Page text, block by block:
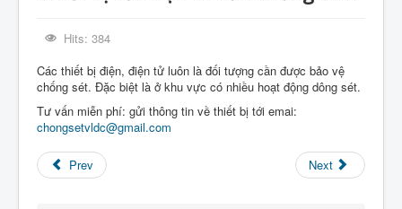
Hits: 384
Các thiết bị điện, điện tử luôn là đối tượng cần được bảo vệ
chống sét. Đặc biệt là ở khu vực có nhiều hoạt động dông sét.
Tư vấn miễn phí: gửi thông tin về thiết bị tới emai:
chongsetvldc@gmail.com
Prev Next